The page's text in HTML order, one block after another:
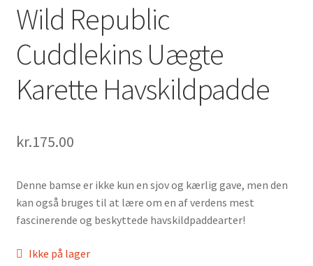
Wild Republic
Cuddlekins Uægte
Karette Havskildpadde
kr.175.00
Denne bamse er ikke kun en sjov og kærlig gave, men den
kan også bruges til at lære om en af verdens mest
fascinerende og beskyttede havskildpaddearter!
Ikke på lager